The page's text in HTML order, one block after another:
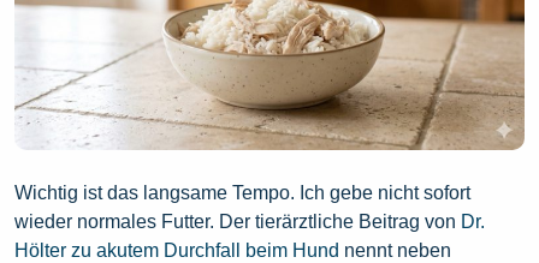
Wichtig ist das langsame Tempo. Ich gebe nicht sofort
wieder normales Futter. Der tierärztliche Beitrag von Dr.
Hölter zu akutem Durchfall beim Hund nennt neben